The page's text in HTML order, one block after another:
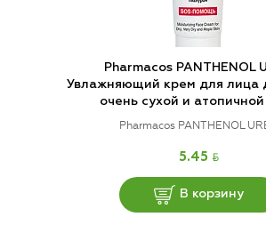
Pharmacos PANTHENOL
Увлажняющий крем для лица
очень сухой и
Pharmacos PANTHENOL
5.45 BYN
В корзину